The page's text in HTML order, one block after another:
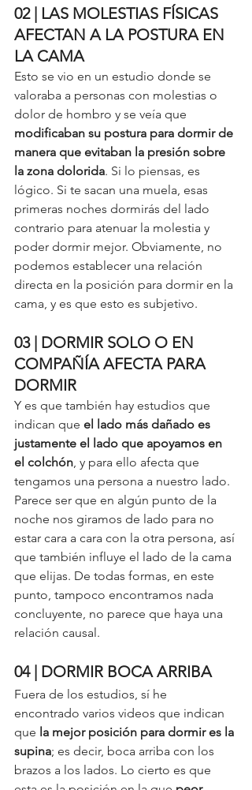
02 | LAS MOLESTIAS FÍSICAS
AFECTAN A LA POSTURA EN
LA CAMA
Esto se vio en un estudio donde se
valoraba a personas con molestias o
dolor de hombro y se veía que
modificaban su postura para dormir de
manera que evitaban la presión sobre
la zona dolorida. Si lo piensas, es
lógico. Si te sacan una muela, esas
primeras noches dormirás del lado
contrario para atenuar la molestia y
poder dormir mejor. Obviamente, no
podemos establecer una relación
directa en la posición para dormir en la
cama, y es que esto es subjetivo.
03 | DORMIR SOLO O EN
COMPAÑÍA AFECTA PARA
DORMIR
Y es que también hay estudios que
indican que el lado más dañado es
justamente el lado que apoyamos en
el colchón , y para ello afecta que
tengamos una persona a nuestro lado.
Parece ser que en algún punto de la
noche nos giramos de lado para no
estar cara a cara con la otra persona, así
que también influye el lado de la cama
que elijas. De todas formas, en este
punto, tampoco encontramos nada
concluyente, no parece que haya una
relación causal.
04 | DORMIR BOCA ARRIBA
Fuera de los estudios, sí he
encontrado varios videos que indican
que la mejor posición para dormir es la
supina; es decir, boca arriba con los
brazos a los lados. Lo cierto es que